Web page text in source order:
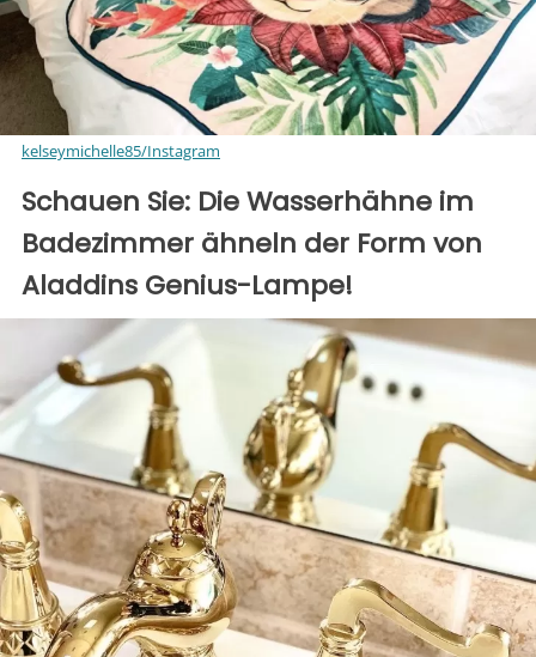
kelseymichelle85/Instagram
Schauen Sie: Die Wasserhähne im
Badezimmer ähneln der Form von
Aladdins Genius-Lampe!